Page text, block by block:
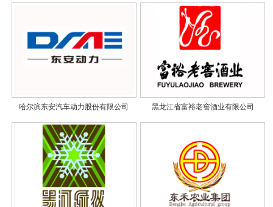
哈尔滨东安汽车动力股份有限公司 黑龙江省富裕老窖酒业有限公司